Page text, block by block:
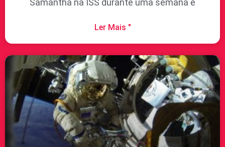
Samantha na ISS durante uma semana e
Ler Mais "